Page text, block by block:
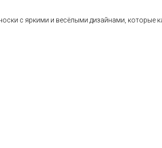
с яркими и весёлыми дизайнами, которые